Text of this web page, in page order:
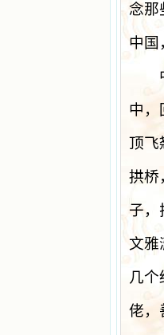
念那
中国
中
中，
顶飞
拱桥
子，
文雅
几
佬，